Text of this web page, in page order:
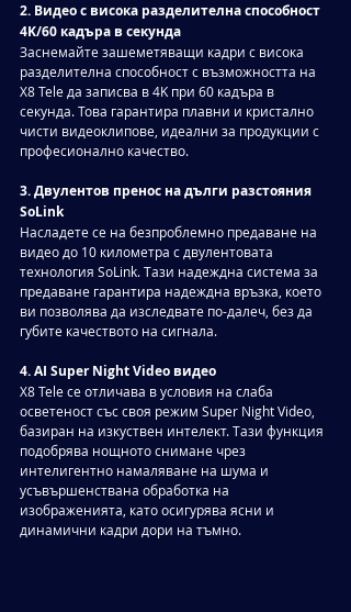
2. Видео с висока разделителна способност
4K/60 кадъра в секунда
Заснемайте зашеметяващи кадри с висока
разделителна способност с възможността на
X8 Tele да записва в 4K при 60 кадъра в
секунда. Това гарантира плавни и кристално
чисти видеоклипове, идеални за продукции с
професионално качество.
3. Двулентов пренос на дълги разстояния
SoLink
Насладете се на безпроблемно предаване на
видео до 10 километра с двулентовата
технология SoLink. Тази надеждна система за
предаване гарантира надеждна връзка, което
ви позволява да изследвате по-далеч, без да
губите качеството на сигнала.
4. AI Super Night Video видео
X8 Tele се отличава в условия на слаба
осветеност със своя режим Super Night Video,
базиран на изкуствен интелект. Тази функция
подобрява нощното снимане чрез
интелигентно намаляване на шума и
усъвършенствана обработка на
изображенията, като осигурява ясни и
динамични кадри дори на тъмно.